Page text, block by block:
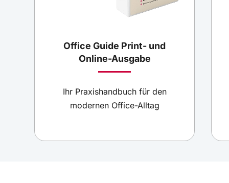
Office Guide Print- und
Online-Ausgabe
Ihr Praxishandbuch für den
modernen Office-Alltag